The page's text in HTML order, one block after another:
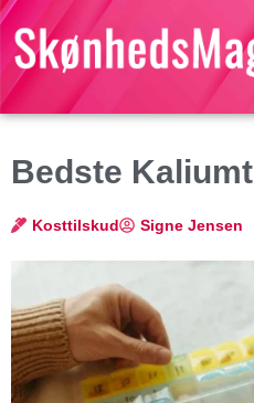
Bedste
Kosttilskud Signe Jensen